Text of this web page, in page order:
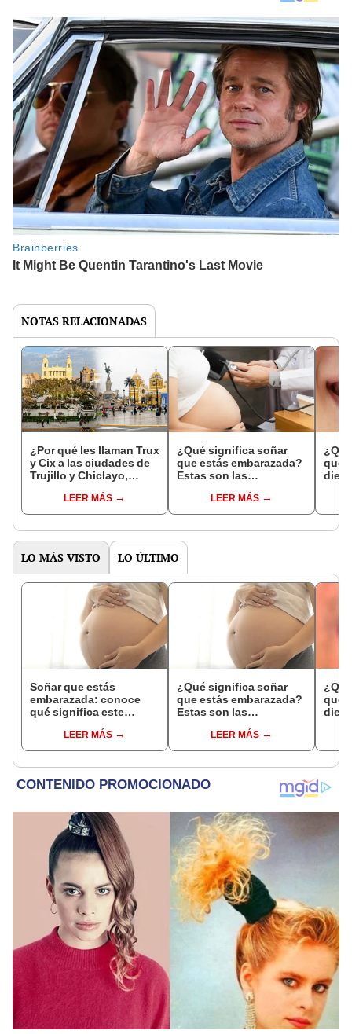
NOTAS RELACIONADAS
¿Por qué les llaman Trux
y Cix a las ciudades de
Trujillo y Chiclayo,
LEER MÁS
¿Qué significa soñar
que estás embarazada?
Estas son las
comunesLEER MÁS
que
LO MÁS VISTO LO ÚLTIMO
Soñar que estás
embarazada: conoce
qué significa este
LEER MÁS
¿Qué significa soñar
que estás embarazada?
Estas son las
comunesLEER MÁS
que